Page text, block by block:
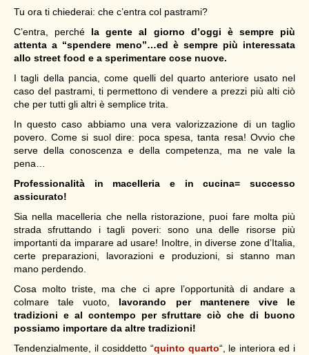
Tu ora ti chiederai: che c’entra col pastrami?
C’entra, perché la gente al giorno d’oggi è sempre più
attenta a “spendere meno”…ed è sempre più interessata
allo street food e a sperimentare cose nuove.
I tagli della pancia, come quelli del quarto anteriore usato nel
caso del pastrami, ti permettono di vendere a prezzi più alti ciò
che per tutti gli altri è semplice trita.
In questo caso abbiamo una vera valorizzazione di un taglio
povero. Come si suol dire: poca spesa, tanta resa! Ovvio che
serve della conoscenza e della competenza, ma ne vale la
pena…
Professionalità in macelleria e in cucina= successo
assicurato!
Sia nella macelleria che nella ristorazione, puoi fare molta più
strada sfruttando i tagli poveri: sono una delle risorse più
importanti da imparare ad usare! Inoltre, in diverse zone d’Italia,
certe preparazioni, lavorazioni e produzioni, si stanno man
mano perdendo.
Cosa molto triste, ma che ci apre l’opportunità di andare a
colmare tale vuoto, lavorando per mantenere vive le
tradizioni e al contempo per sfruttare ciò che di buono
possiamo importare da altre tradizioni!
Tendenzialmente, il cosiddetto “quinto quarto“, le interiora ed i